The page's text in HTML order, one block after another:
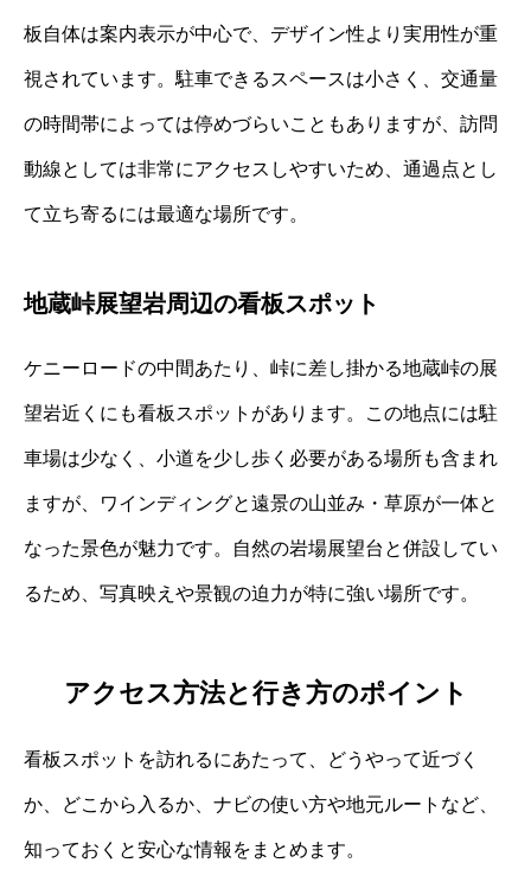
板自体は案内表示が中心で、デザイン性より実用性が重
視されています。駐車できるスペースは小さく、交通量
の時間帯によっては停めづらいこともありますが、訪問
動線としては非常にアクセスしやすいため、通過点とし
て立ち寄るには最適な場所です。
地蔵峠展望岩周辺の看板スポット
ケニーロードの中間あたり、峠に差し掛かる地蔵峠の展
望岩近くにも看板スポットがあります。この地点には駐
車場は少なく、小道を少し歩く必要がある場所も含まれ
ますが、ワインディングと遠景の山並み・草原が一体と
なった景色が魅力です。自然の岩場展望台と併設してい
るため、写真映えや景観の迫力が特に強い場所です。
アクセス方法と行き方のポイント
看板スポットを訪れるにあたって、どうやって近づく
か、どこから入るか、ナビの使い方や地元ルートなど、
知っておくと安心な情報をまとめます。